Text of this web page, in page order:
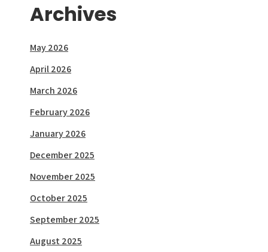
Archives
May 2026
April 2026
March 2026
February 2026
January 2026
December 2025
November 2025
October 2025
September 2025
August 2025